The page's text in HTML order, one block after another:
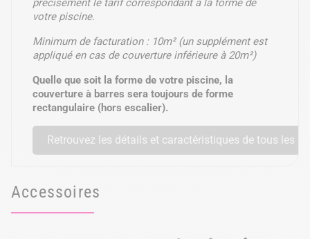
précisément le tarif correspondant à la forme de
votre piscine.
Minimum de facturation : 10m² (un supplément est
appliqué en cas de couverture inférieure à 20m²)
Quelle que soit la forme de votre piscine, la
couverture à barres sera toujours de forme
rectangulaire (hors escalier).
Retrouvez les détails et caractéristiques de tous les
Accessoires